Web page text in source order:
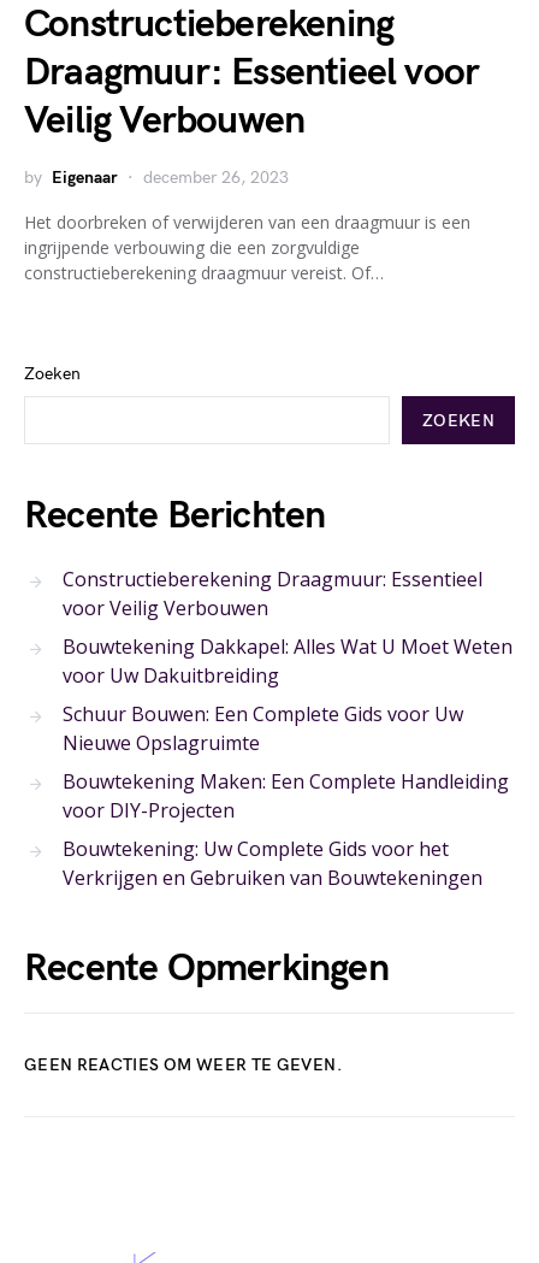
Constructieberekening
Draagmuur: Essentieel voor
Veilig Verbouwen
by Eigenaar december 26, 2023
Het doorbreken of verwijderen van een draagmuur is een
ingrijpende verbouwing die een zorgvuldige
constructieberekening draagmuur vereist. Of…
Zoeken
ZOEKEN
Recente Berichten
Constructieberekening Draagmuur: Essentieel
voor Veilig Verbouwen
Bouwtekening Dakkapel: Alles Wat U Moet Weten
voor Uw Dakuitbreiding
Schuur Bouwen: Een Complete Gids voor Uw
Nieuwe Opslagruimte
Bouwtekening Maken: Een Complete Handleiding
voor DIY-Projecten
Bouwtekening: Uw Complete Gids voor het
Verkrijgen en Gebruiken van Bouwtekeningen
Recente Opmerkingen
GEEN REACTIES OM WEER TE GEVEN.